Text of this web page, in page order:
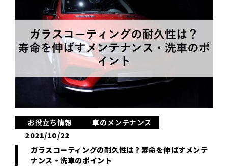
お役立ち情報
車のメンテナンス
2021/10/22
ガラスコーティングの耐久性は？寿命を伸ばすメンテ
ナンス・洗車のポイント